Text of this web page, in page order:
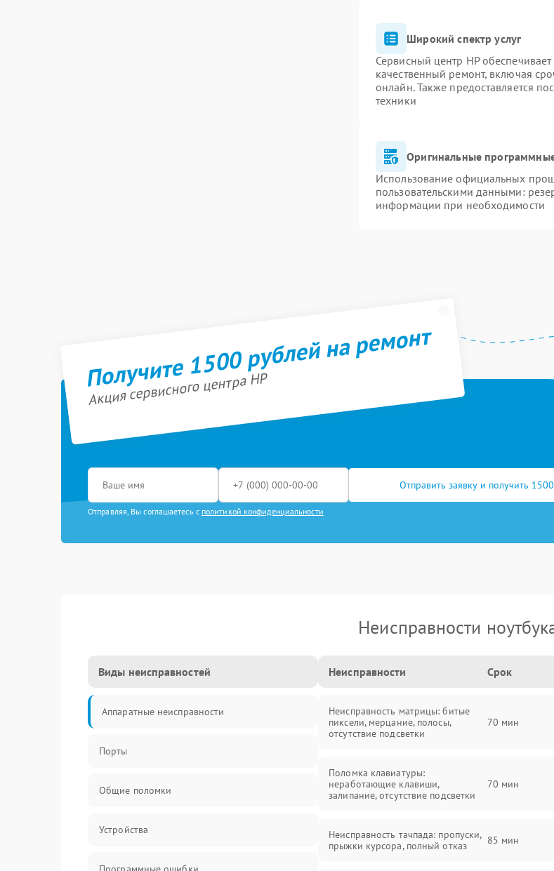
Широкий спектр услуг
Сервисный центр HP
качественный ремонт, включая
онлайн. Также предоставляется
техники
Оригинальные
Использование официальных
пользовательскими данными:
информации при необходимости
Получите 1500 рублей на ремонт
Акция сервисного центра HP
Отправить заявку и получить
Отправляя, Вы соглашаетесь с политикой конфиденциальности
Неисправности
Виды неисправностей
Аппаратные неисправности
Порты
Общие поломки
Устройства
Неисправности Срок
Неисправность матрицы: битые
пиксели, мерцание, полосы,
отсутствие подсветки
70 мин
Поломка клавиатуры:
неработающие клавиши,
залипание, отсутствие подсветки
70 мин
Неисправность тачпада: пропуски,
прыжки курсора, полный отказ
85 мин